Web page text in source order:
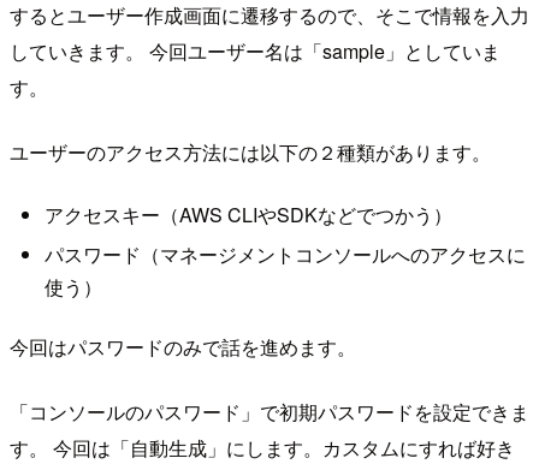
するとユーザー作成画面に遷移するので、そこで情報を入力
していきます。 今回ユーザー名は「sample」としていま
す。
ユーザーのアクセス方法には以下の２種類があります。
アクセスキー（AWS CLIやSDKなどでつかう）
パスワード（マネージメントコンソールへのアクセスに
使う）
今回はパスワードのみで話を進めます。
「コンソールのパスワード」で初期パスワードを設定できま
す。 今回は「自動生成」にします。カスタムにすれば好き